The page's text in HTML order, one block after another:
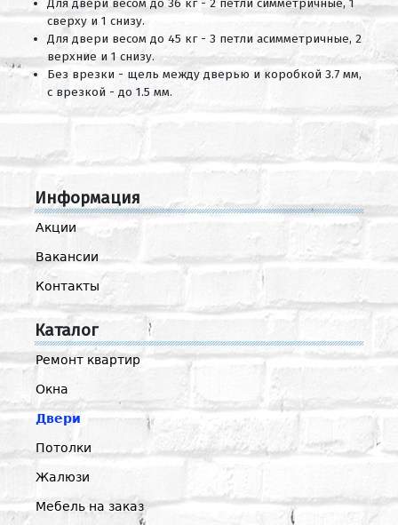
Для двери весом до 36 кг - 2 петли симметричные, 1
сверху и 1 снизу.
Для двери весом до 45 кг - 3 петли асимметричные, 2
верхние и 1 снизу.
Без врезки - щель между дверью и коробкой 3.7 мм,
с врезкой - до 1.5 мм.
Информация
Акции
Вакансии
Контакты
Каталог
Ремонт квартир
Окна
Двери
Потолки
Жалюзи
Мебель на заказ